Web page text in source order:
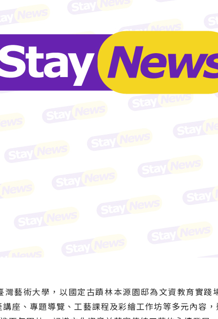
藝術大學，以國定古蹟林本源園邸為文資教育實
座、專題導覽、工藝課程及彩繪工作坊等多元內容